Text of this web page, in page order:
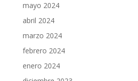
mayo 2024
abril 2024
marzo 2024
febrero 2024
enero 2024